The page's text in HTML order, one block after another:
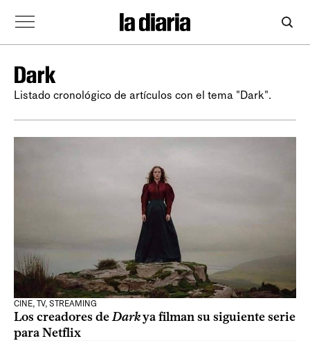
Dark
Listado cronológico de artículos con el tema "Dark".
CINE, TV, STREAMING
Los creadores deDarkya filman su siguiente serie
para Netflix